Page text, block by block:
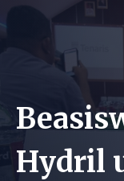
Hydril